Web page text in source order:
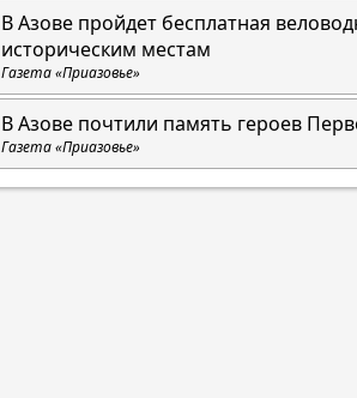
В Азове пройдет бесплатная
историческим местам
Газета «Приазовье»
В Азове почтили память героев
Газета «Приазовье»